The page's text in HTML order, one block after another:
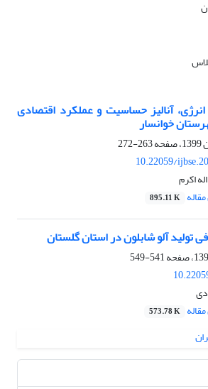
آنالیز حساسیت و عملکرد اقتصادی
خوانسار
263-272
10.22059/
اکرم
895.11 K
آلو شابلون در استان گلستان
541-549
573.78 K